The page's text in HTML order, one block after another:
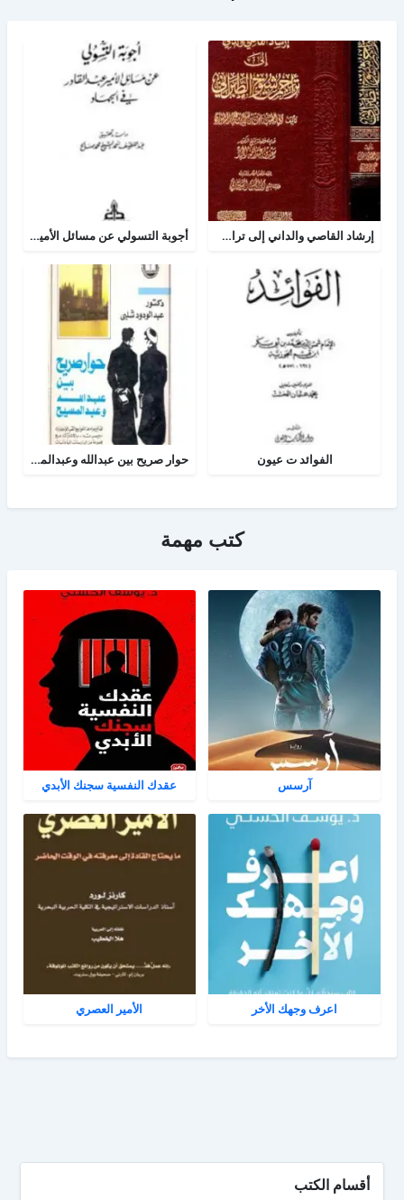
إرشاد القاصي والداني إلى تراجم شيوخ الطبراني أجوبة التسولي عن مسائل الأمير عبد القادر في الجهاد
الفوائد ت عيون حوار صريح بين عبدالله وعبدالمسيح
كتب مهمة
آرسس عقدك النفسية سجنك الأبدي
اعرف وجهك الأخر الأمير العصري
أقسام الكتب